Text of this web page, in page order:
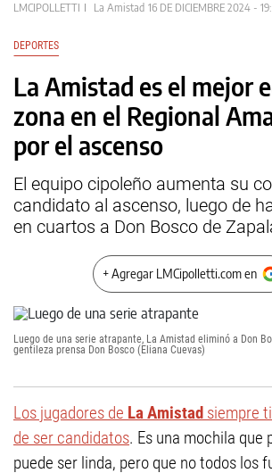
LMCIPOLLETTI La Amistad 16 DE DICIEMBRE 2024 -
DEPORTES
La Amistad es el mejor
zona en el Regional
por el ascenso
El equipo cipoleño aumenta su
candidato al ascenso, luego de
en cuartos a Don Bosco de
+ Agregar LMCipolletti.com en
Luego de una serie atrapante, La Amistad eliminó a Don
gentileza prensa Don Bosco (Eliana Cuevas)
Los jugadores de La Amistad siempre
de ser candidatos. Es una mochila que
puede ser linda, pero que no todos los